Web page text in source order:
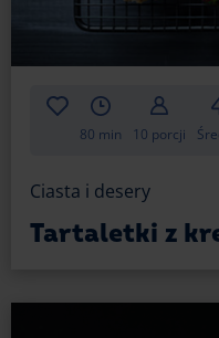
przestygnie i dawać
W przeciwnym razie
się z żurawiną,
Sos z żurawiną
tych składników tuż
dłuższe
jako dekoracja, lecz
80 min 10 porcji
Ciasta i desery
Tartaletki z